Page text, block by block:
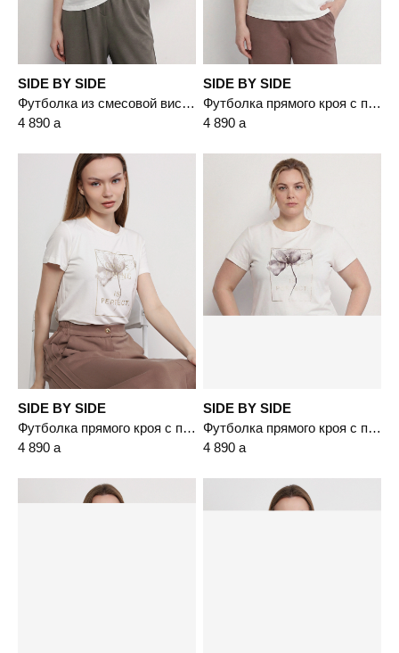
SIDE BY SIDE
Футболка из смесовой вискозы с надписью
4 890 a
SIDE BY SIDE
Футболка прямого кроя с принтом
4 890 a
SIDE BY SIDE
Футболка прямого кроя с принтом
4 890 a
SIDE BY SIDE
Футболка прямого кроя с принтом
4 890 a